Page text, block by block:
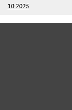
10.2025